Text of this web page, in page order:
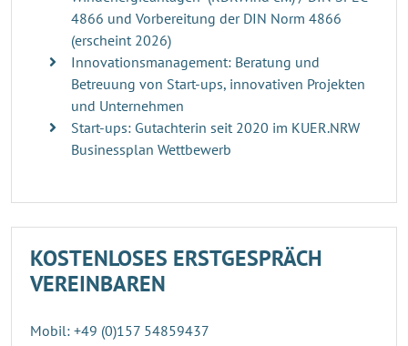
4866 und Vorbereitung der DIN Norm 4866
(erscheint 2026)
Innovationsmanagement: Beratung und
Betreuung von Start-ups, innovativen Projekten
und Unternehmen
Start-ups: Gutachterin seit 2020 im KUER.NRW
Businessplan Wettbewerb
KOSTENLOSES ERSTGESPRÄCH
VEREINBAREN
Mobil: +49 (0)157 54859437